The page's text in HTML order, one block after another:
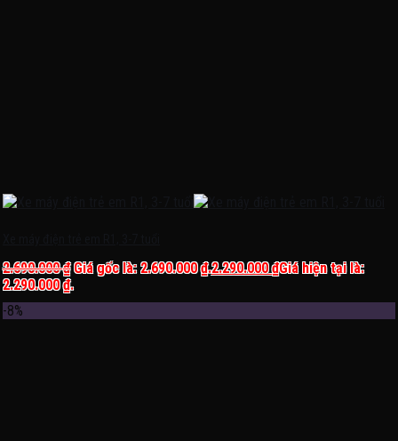
2.690.000₫ Giá gốc là: 2.690.000 ₫.2.290.000₫Giá hiện tại là:
2.290.000 ₫.
-8%